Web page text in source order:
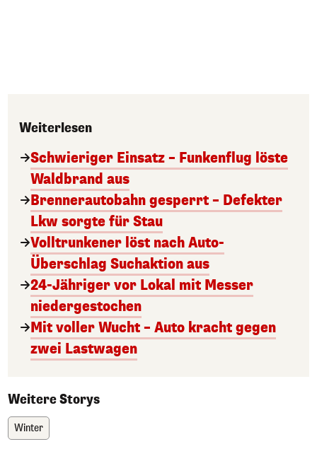
Weiterlesen
Schwieriger Einsatz – Funkenflug löste
Waldbrand aus
Brennerautobahn gesperrt – Defekter
Lkw sorgte für Stau
Volltrunkener löst nach Auto-
Überschlag Suchaktion aus
24-Jähriger vor Lokal mit Messer
niedergestochen
Mit voller Wucht – Auto kracht gegen
zwei Lastwagen
Weitere Storys
Winter